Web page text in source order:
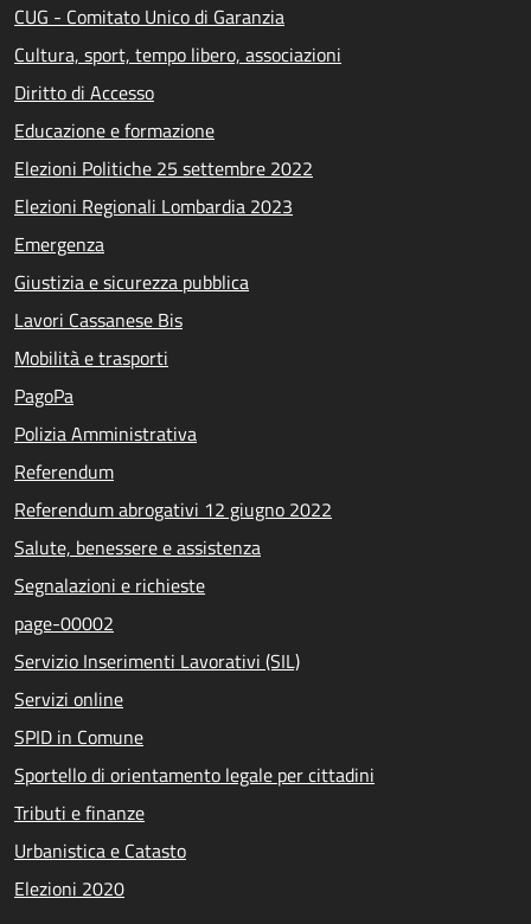
CUG - Comitato Unico di Garanzia
Cultura, sport, tempo libero, associazioni
Diritto di Accesso
Educazione e formazione
Elezioni Politiche 25 settembre 2022
Elezioni Regionali Lombardia 2023
Emergenza
Giustizia e sicurezza pubblica
Lavori Cassanese Bis
Mobilità e trasporti
PagoPa
Polizia Amministrativa
Referendum
Referendum abrogativi 12 giugno 2022
Salute, benessere e assistenza
Segnalazioni e richieste
page-00002
Servizio Inserimenti Lavorativi (SIL)
Servizi online
SPID in Comune
Sportello di orientamento legale per cittadini
Tributi e finanze
Urbanistica e Catasto
Elezioni 2020